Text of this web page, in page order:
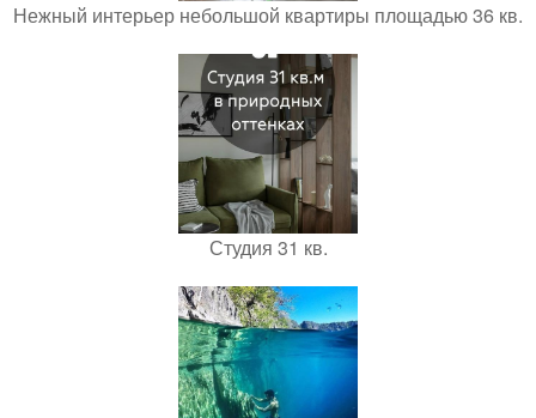
Нежный интерьер небольшой квартиры площадью 36 кв.
Студия 31 кв.